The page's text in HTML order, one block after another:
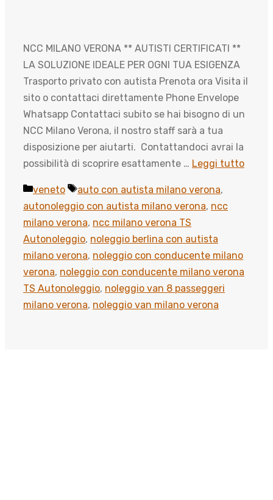
NCC MILANO VERONA ** AUTISTI CERTIFICATI **
LA SOLUZIONE IDEALE PER OGNI TUA ESIGENZA
Trasporto privato con autista Prenota ora Visita il
sito o contattaci direttamente Phone Envelope
Whatsapp Contattaci subito se hai bisogno di un
NCC Milano Verona, il nostro staff sarà a tua
disposizione per aiutarti. Contattandoci avrai la
possibilità di scoprire esattamente … Leggi tutto
Categorie
veneto Tag
auto con autista milano verona,
autonoleggio con autista milano verona, ncc
milano verona, ncc milano verona TS
Autonoleggio, noleggio berlina con autista
milano verona, noleggio con conducente milano
verona, noleggio con conducente milano verona
TS Autonoleggio, noleggio van 8 passeggeri
milano verona, noleggio van milano verona